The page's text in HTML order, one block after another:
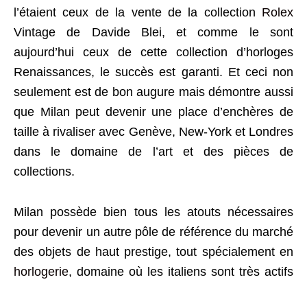
l’étaient ceux de la vente de la collection Rolex
Vintage de Davide Blei, et comme le sont
aujourd’hui ceux de cette collection d’horloges
Renaissances, le succès est garanti. Et ceci non
seulement est de bon augure mais démontre aussi
que Milan peut devenir une place d’enchères de
taille à rivaliser avec Genève, New-York et Londres
dans le domaine de l’art et des pièces de
collections.
Milan possède bien tous les atouts nécessaires
pour devenir un autre pôle de référence du marché
des objets de haut prestige, tout spécialement en
horlogerie, domaine où les italiens sont très actifs